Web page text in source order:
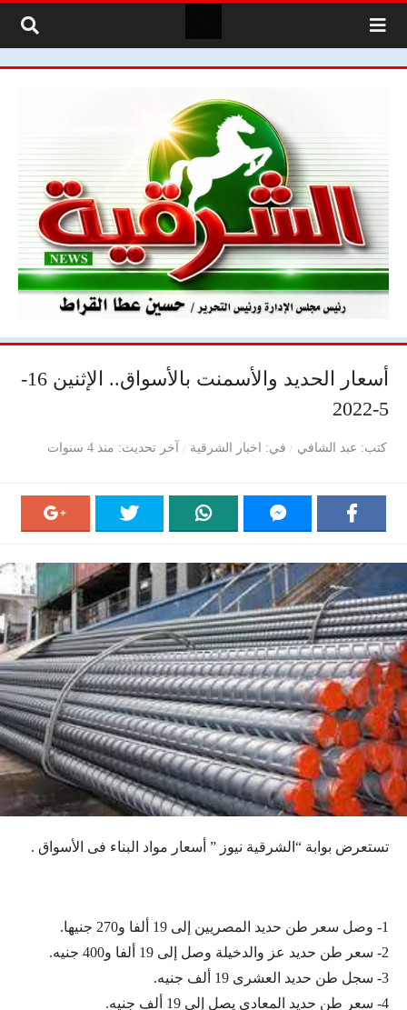
أسعار الحديد والأسمنت بالأسواق.. الإثنين 16-
5-2022
كتب عبد الشافي في اخبار الشرقية آخر تحديث منذ 4 سنوات
تستعرض بوابة “الشرقية نيوز ” أسعار مواد البناء فى الأسواق .
1- وصل سعر طن حديد المصريين إلى 19 ألفا و270 جنيها.
2- سعر طن حديد عز والدخيلة وصل إلى 19 ألفا و400 جنيه.
3- سجل طن حديد العشرى 19 ألف جنيه.
4- سعر طن حديد المعادى يصل إلى 19 ألف جنيه.